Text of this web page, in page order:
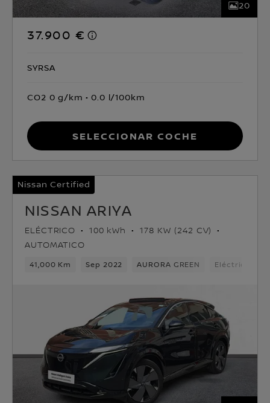
20
37.900 €
SYRSA
CO2 0 g/km 0.0 l/100km
Seleccionar coche
Nissan Certified
NISSAN ARIYA
ELÉCTRICO 100 kWh
178 KW (242 CV)
AUTOMATICO
41,000 Km Sep 2022 AURORA GREEN Eléctrico